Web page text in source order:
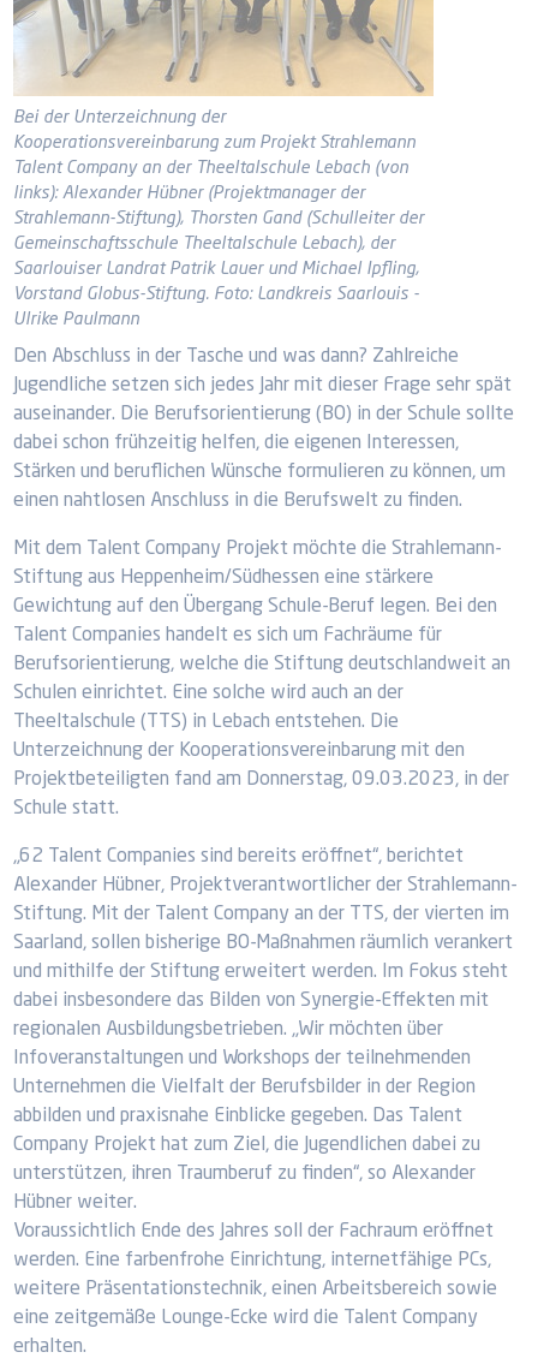
Bei der Unterzeichnung der
Kooperationsvereinbarung zum Projekt Strahlemann
Talent Company an der Theeltalschule Lebach (von
links): Alexander Hübner (Projektmanager der
Strahlemann-Stiftung), Thorsten Gand (Schulleiter der
Gemeinschaftsschule Theeltalschule Lebach), der
Saarlouiser Landrat Patrik Lauer und Michael Ipfling,
Vorstand Globus-Stiftung. Foto: Landkreis Saarlouis -
Ulrike Paulmann
Den Abschluss in der Tasche und was dann? Zahlreiche
Jugendliche setzen sich jedes Jahr mit dieser Frage sehr spät
auseinander. Die Berufsorientierung (BO) in der Schule sollte
dabei schon frühzeitig helfen, die eigenen Interessen,
Stärken und beruflichen Wünsche formulieren zu können, um
einen nahtlosen Anschluss in die Berufswelt zu finden.
Mit dem Talent Company Projekt möchte die Strahlemann-
Stiftung aus Heppenheim/Südhessen eine stärkere
Gewichtung auf den Übergang Schule-Beruf legen. Bei den
Talent Companies handelt es sich um Fachräume für
Berufsorientierung, welche die Stiftung deutschlandweit an
Schulen einrichtet. Eine solche wird auch an der
Theeltalschule (TTS) in Lebach entstehen. Die
Unterzeichnung der Kooperationsvereinbarung mit den
Projektbeteiligten fand am Donnerstag, 09.03.2023, in der
Schule statt.
„62 Talent Companies sind bereits eröffnet“, berichtet
Alexander Hübner, Projektverantwortlicher der Strahlemann-
Stiftung. Mit der Talent Company an der TTS, der vierten im
Saarland, sollen bisherige BO-Maßnahmen räumlich verankert
und mithilfe der Stiftung erweitert werden. Im Fokus steht
dabei insbesondere das Bilden von Synergie-Effekten mit
regionalen Ausbildungsbetrieben. „Wir möchten über
Infoveranstaltungen und Workshops der teilnehmenden
Unternehmen die Vielfalt der Berufsbilder in der Region
abbilden und praxisnahe Einblicke gegeben. Das Talent
Company Projekt hat zum Ziel, die Jugendlichen dabei zu
unterstützen, ihren Traumberuf zu finden“, so Alexander
Hübner weiter.
Voraussichtlich Ende des Jahres soll der Fachraum eröffnet
werden. Eine farbenfrohe Einrichtung, internetfähige PCs,
weitere Präsentationstechnik, einen Arbeitsbereich sowie
eine zeitgemäße Lounge-Ecke wird die Talent Company
erhalten.